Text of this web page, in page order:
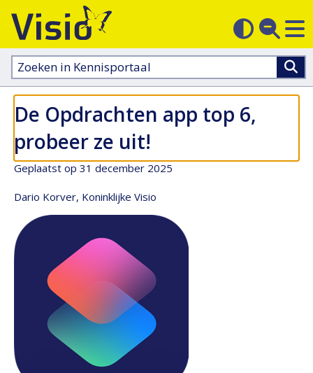
Contrast
Zoeken
in
kennisportaal:
De Opdrachten app top 6,
probeer ze uit!
Geplaatst op 31 december 2025
Dario Korver, Koninklijke Visio